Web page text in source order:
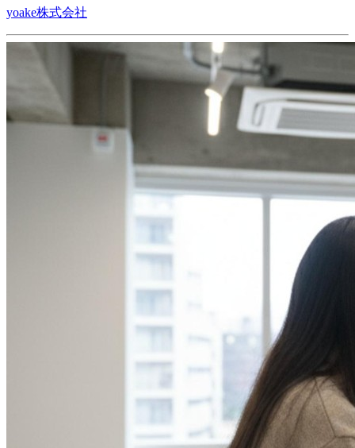
yoake株式会社